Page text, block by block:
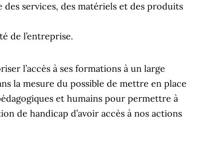
services, des matériels et des produits
de l’entreprise.
l’accès à ses formations à un large
la mesure du possible de mettre en place
et humains pour permettre à
de handicap d’avoir accès à nos actions